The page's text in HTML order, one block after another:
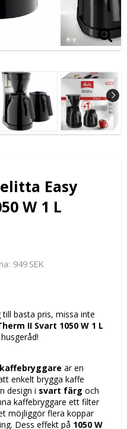
Easy
W 1 L
949 SEK
basta pris, missa inte
II Svart 1050 W 1 L
är en
enkelt brygga kaffe
design i svart färg och
kaffebryggare ett filter
möjliggör flera koppar
Dess effekt på 1050 W